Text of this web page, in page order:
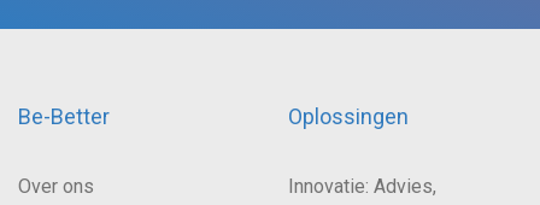
Be-Better
Over ons
Oplossingen
Innovatie: Advies,